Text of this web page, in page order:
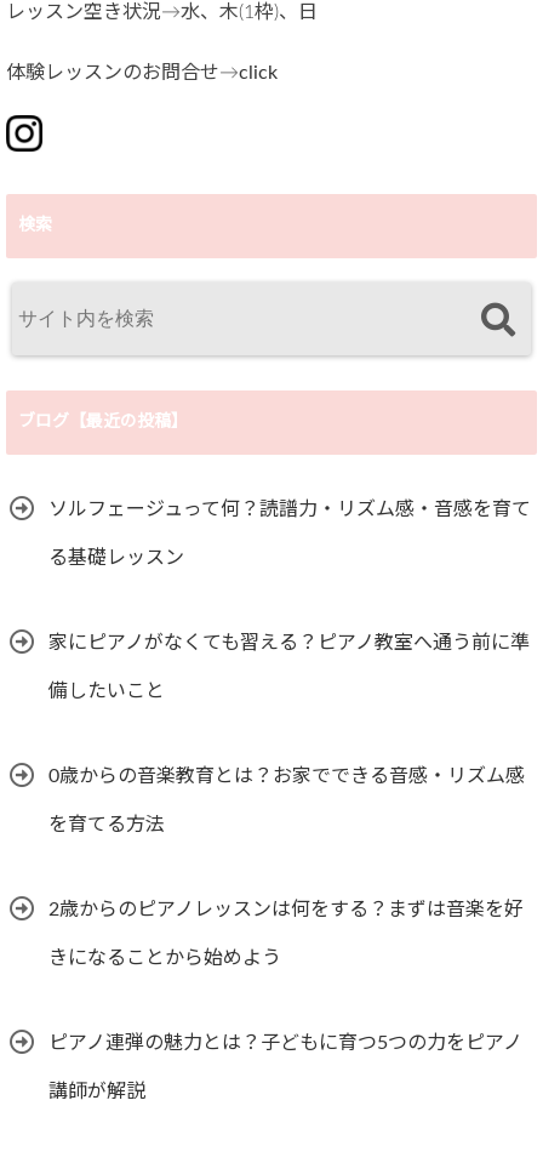
レッスン空き状況→水、木(1枠)、日
体験レッスンのお問合せ→click
検索
ブログ【最近の投稿】
ソルフェージュって何？読譜力・リズム感・音感を育て
る基礎レッスン
家にピアノがなくても習える？ピアノ教室へ通う前に準
備したいこと
0歳からの音楽教育とは？お家でできる音感・リズム感
を育てる方法
2歳からのピアノレッスンは何をする？まずは音楽を好
きになることから始めよう
ピアノ連弾の魅力とは？子どもに育つ5つの力をピアノ
講師が解説